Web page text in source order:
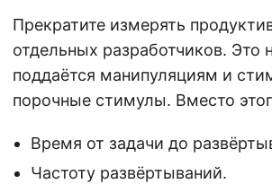
Прекратите измерять
отдельных разработчиков. Это
поддаётся манипуляциям и
порочные стимулы. Вместо
Время от задачи до
Частоту развёртываний.